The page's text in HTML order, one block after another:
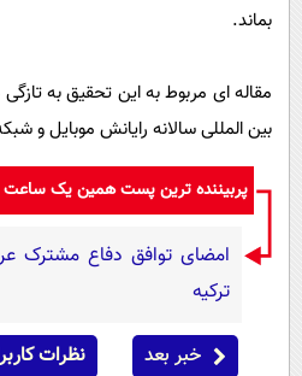
بماند.
مقاله ای مربوط به این تحقیق به
بین المللی سالانه رایانش موبایل و
پربیننده ترین پست همین یک ساعت
امضای توافق دفاع مشترک
ترکیه
خبر بعد نظرات